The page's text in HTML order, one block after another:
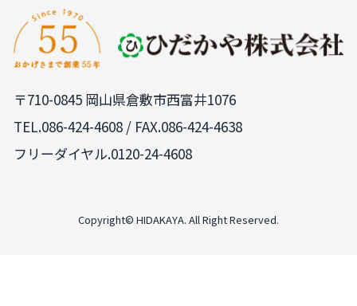
〒710-0845 岡山県倉敷市西富井1076
TEL.086-424-4608 / FAX.086-424-4638
フリーダイヤル.0120-24-4608
Copyright© HIDAKAYA. All Right Reserved.